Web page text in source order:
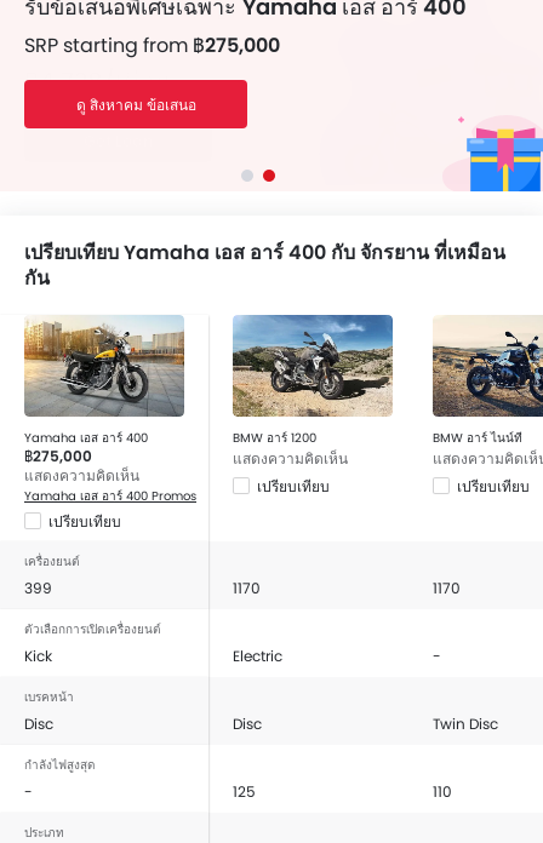
รับข้อเสนอพิเศษเฉพาะ Yamaha เอส อาร์ 400
SRP starting from ฿275,000
ดู สิงหาคม ข้อเสนอ
เปรียบเทียบ Yamaha เอส อาร์ 400 กับ จักรยาน ที่เหมือน
กัน
Yamaha เอส อาร์ 400
฿275,000
แสดงความคิดเห็น
Yamaha เอส อาร์ 400 Promos
เปรียบเทียบ
BMW อาร์ 1200
แสดงความคิดเห็น
เปรียบเทียบ
BMW อาร์ ไนน์ที
แสดงความคิดเห็
เปรียบเทียบ
เครื่องยนต์
399 1170 1170
ตัวเลือกการเปิดเครื่องยนต์
Kick Electric -
เบรคหน้า
Disc Disc Twin Disc
กำลังไฟสูงสุด
- 125 110
ประเภท